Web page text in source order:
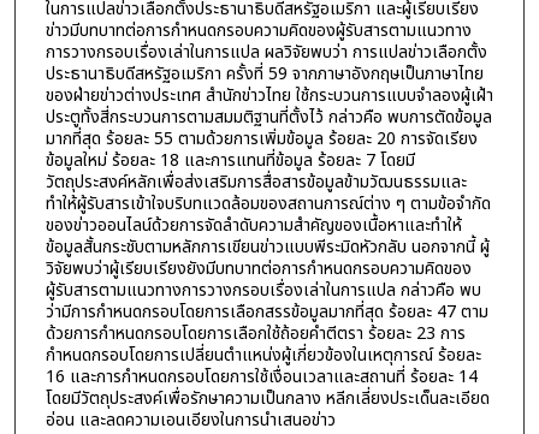
ในการแปลข่าวเลือกตั้งประธานาธิบดีสหรัฐอเมริกา และผู้เรียบเรียง
ข่าวมีบทบาทต่อการกำหนดกรอบความคิดของผู้รับสารตามแนวทาง
การวางกรอบเรื่องเล่าในการแปล ผลวิจัยพบว่า การแปลข่าวเลือกตั้ง
ประธานาธิบดีสหรัฐอเมริกา ครั้งที่ 59 จากภาษาอังกฤษเป็นภาษาไทย
ของฝ่ายข่าวต่างประเทศ สำนักข่าวไทย ใช้กระบวนการแบบจำลองผู้เฝ้า
ประตูทั้งสี่กระบวนการตามสมมติฐานที่ตั้งไว้ กล่าวคือ พบการตัดข้อมูล
มากที่สุด ร้อยละ 55 ตามด้วยการเพิ่มข้อมูล ร้อยละ 20 การจัดเรียง
ข้อมูลใหม่ ร้อยละ 18 และการแทนที่ข้อมูล ร้อยละ 7 โดยมี
วัตถุประสงค์หลักเพื่อส่งเสริมการสื่อสารข้อมูลข้ามวัฒนธรรมและ
ทำให้ผู้รับสารเข้าใจบริบทแวดล้อมของสถานการณ์ต่าง ๆ ตามข้อจำกัด
ของข่าวออนไลน์ด้วยการจัดลำดับความสำคัญของเนื้อหาและทำให้
ข้อมูลสั้นกระชับตามหลักการเขียนข่าวแบบพีระมิดหัวกลับ นอกจากนี้ ผู้
วิจัยพบว่าผู้เรียบเรียงยังมีบทบาทต่อการกำหนดกรอบความคิดของ
ผู้รับสารตามแนวทางการวางกรอบเรื่องเล่าในการแปล กล่าวคือ พบ
ว่ามีการกำหนดกรอบโดยการเลือกสรรข้อมูลมากที่สุด ร้อยละ 47 ตาม
ด้วยการกำหนดกรอบโดยการเลือกใช้ถ้อยคำตีตรา ร้อยละ 23 การ
กำหนดกรอบโดยการเปลี่ยนตำแหน่งผู้เกี่ยวข้องในเหตุการณ์ ร้อยละ
16 และการกำหนดกรอบโดยการใช้เงื่อนเวลาและสถานที่ ร้อยละ 14
โดยมีวัตถุประสงค์เพื่อรักษาความเป็นกลาง หลีกเลี่ยงประเด็นละเอียด
อ่อน และลดความเอนเอียงในการนำเสนอข่าว